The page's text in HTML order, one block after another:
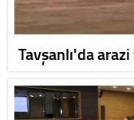
Tavşanlı'da